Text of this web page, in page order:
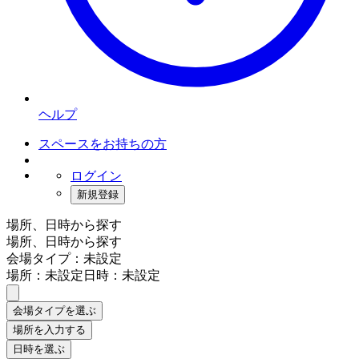
ヘルプ
スペースをお持ちの方
ログイン
新規登録
場所、日時から探す
場所、日時から探す
会場タイプ：未設定
場所：未設定日時：未設定
会場タイプを選ぶ
場所を入力する
日時を選ぶ